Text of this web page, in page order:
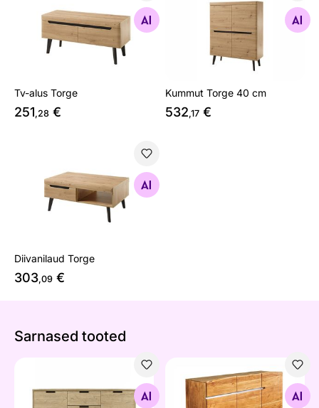
Otsi sarnaseid
Tv-alus Torge
251,28 €
Kummut Torge 40 cm
Otsi sarnaseid
Kummut Torge 40 cm
532,17 €
Diivanilaud Torge
Otsi sarnaseid
Diivanilaud Torge
303,09 €
Sarnased tooted
Otsi sarnaseid
Kummut Mammut
Otsi sarnaseid